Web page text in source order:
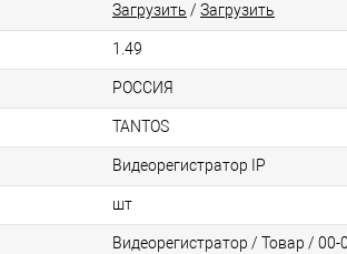
Загрузить / Загрузить
1.49
РОССИЯ
TANTOS
Видеорегистратор IP
шт
Видеорегистратор / Товар /